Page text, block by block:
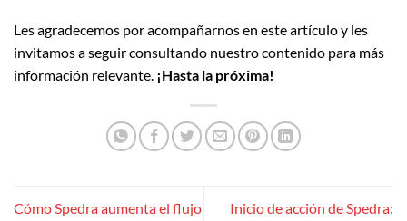
Les agradecemos por acompañarnos en este artículo y les
invitamos a seguir consultando nuestro contenido para más
información relevante. ¡Hasta la próxima!
Cómo Spedra aumenta el flujo
Inicio de acción de Spedra: